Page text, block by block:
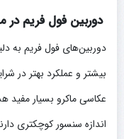
دوربین فول فریم در
دوربین‌های فول فریم به
بیشتر و عملکرد بهتر در
عکاسی ماکرو بسیار مفید
اندازه سنسور کوچکتری